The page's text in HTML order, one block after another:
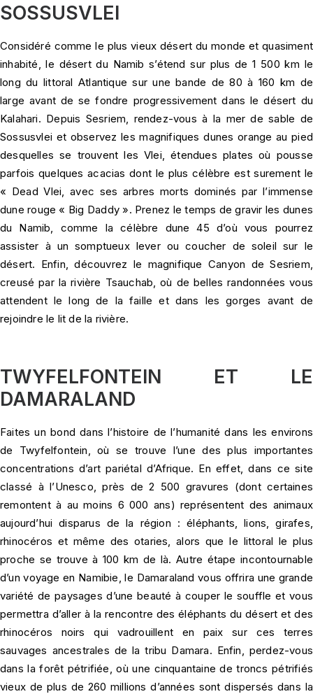
SOSSUSVLEI
Considéré comme le plus vieux désert du monde et quasiment
inhabité, le désert du Namib s’étend sur plus de 1 500 km le
long du littoral Atlantique sur une bande de 80 à 160 km de
large avant de se fondre progressivement dans le désert du
Kalahari. Depuis Sesriem, rendez-vous à la mer de sable de
Sossusvlei et observez les magnifiques dunes orange au pied
desquelles se trouvent les Vlei, étendues plates où pousse
parfois quelques acacias dont le plus célèbre est surement le
« Dead Vlei, avec ses arbres morts dominés par l’immense
dune rouge « Big Daddy ». Prenez le temps de gravir les dunes
du Namib, comme la célèbre dune 45 d’où vous pourrez
assister à un somptueux lever ou coucher de soleil sur le
désert. Enfin, découvrez le magnifique Canyon de Sesriem,
creusé par la rivière Tsauchab, où de belles randonnées vous
attendent le long de la faille et dans les gorges avant de
rejoindre le lit de la rivière.
TWYFELFONTEIN ET LE
DAMARALAND
Faites un bond dans l’histoire de l’humanité dans les environs
de Twyfelfontein, où se trouve l’une des plus importantes
concentrations d’art pariétal d’Afrique. En effet, dans ce site
classé à l’Unesco, près de 2 500 gravures (dont certaines
remontent à au moins 6 000 ans) représentent des animaux
aujourd’hui disparus de la région : éléphants, lions, girafes,
rhinocéros et même des otaries, alors que le littoral le plus
proche se trouve à 100 km de là. Autre étape incontournable
d’un voyage en Namibie, le Damaraland vous offrira une grande
variété de paysages d’une beauté à couper le souffle et vous
permettra d’aller à la rencontre des éléphants du désert et des
rhinocéros noirs qui vadrouillent en paix sur ces terres
sauvages ancestrales de la tribu Damara. Enfin, perdez-vous
dans la forêt pétrifiée, où une cinquantaine de troncs pétrifiés
vieux de plus de 260 millions d’années sont dispersés dans la